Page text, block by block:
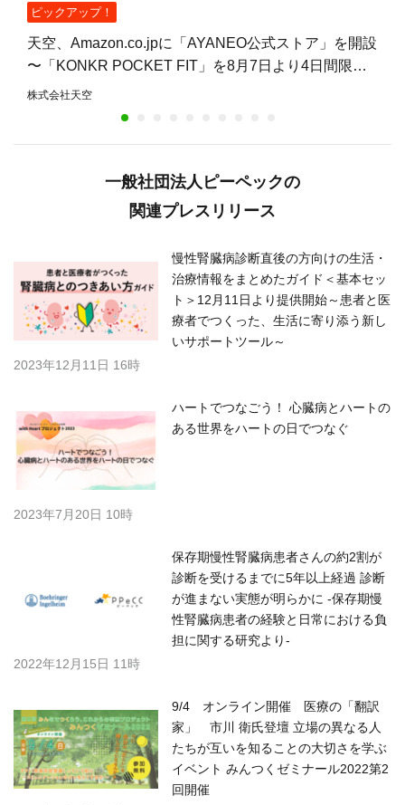
ピックアップ！
天空、Amazon.co.jpに「AYANEO公式ストア」を開設
〜「KONKR POCKET FIT」を8月7日より4日間限定
で15%オフ〜
株式会社天空
一般社団法人ピーペックの
関連プレスリリース
慢性腎臓病診断直後の方向けの生活・
治療情報をまとめたガイド＜基本セッ
ト＞12月11日より提供開始～患者と医
療者でつくった、生活に寄り添う新し
いサポートツール～
2023年12月11日 16時
ハートでつなごう！ 心臓病とハートの
ある世界をハートの日でつなぐ
2023年7月20日 10時
保存期慢性腎臓病患者さんの約2割が
診断を受けるまでに5年以上経過 診断
が進まない実態が明らかに -保存期慢
性腎臓病患者の経験と日常における負
担に関する研究より-
2022年12月15日 11時
9/4 オンライン開催 医療の「翻訳
家」 市川 衛氏登壇 立場の異なる人
たちが互いを知ることの大切さを学ぶ
イベント みんつくゼミナール2022第2
回開催